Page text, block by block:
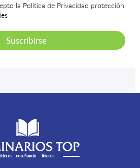
la Política de Privacidad protección